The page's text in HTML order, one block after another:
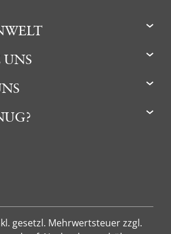
gesetzl. Mehrwertsteuer zzgl.